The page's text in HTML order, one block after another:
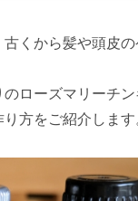
古くから髪や頭皮
ローズマリーチン
り方をご紹介します